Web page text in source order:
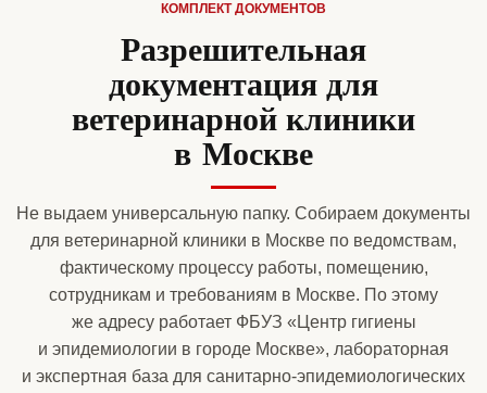
КОМПЛЕКТ ДОКУМЕНТОВ
Разрешительная
документация для
ветеринарной клиники
в Москве
Не выдаем универсальную папку. Собираем документы
для ветеринарной клиники в Москве по ведомствам,
фактическому процессу работы, помещению,
сотрудникам и требованиям в Москве. По этому
же адресу работает ФБУЗ «Центр гигиены
и эпидемиологии в городе Москве», лабораторная
и экспертная база для санитарно-эпидемиологических